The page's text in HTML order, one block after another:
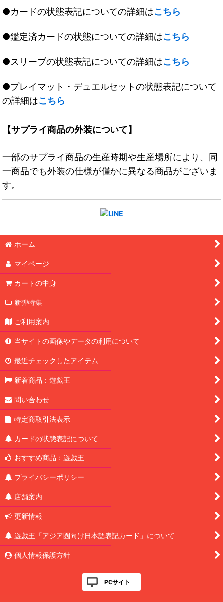
●カードの状態表記についての詳細はこちら
●鑑定済カードの状態についての詳細はこちら
●スリーブの状態表記についての詳細はこちら
●プレイマット・デュエルセットの状態表記について
の詳細はこちら
【サプライ商品の外装について】
一部のサプライ商品の生産時期や生産場所により、同
一商品でも外装の仕様が僅かに異なる商品がございま
す。
ホーム
マイページ
カートの中身
新弾特集
ご利用案内
当サイトの画像やデータの利用について
最近チェックしたアイテム
新着商品：遊戯王
問い合わせ
特定商取引法表示
カードの状態表記について
おすすめ商品：遊戯王
プライバシーポリシー
店舗案内
更新情報
遊戯王「アジア圏向け日本語表記カード」について
個人情報保護方針
PCサイト